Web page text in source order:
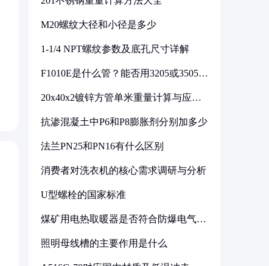
M20螺纹大径和小径是多少
1-1/4 NPT螺纹参数及底孔尺寸详解
F1010E是什么管？能否用3205或3505代
20x40x2镀锌方管单米重量计算与应用
抗渗混凝土中P6和P8膨胀剂分别加多少
法兰PN25和PN16有什么区别
消费者对洗衣机的核心需求调研与分析
U型螺栓的国家标准
煤矿用电热取暖器是否符合防爆电气设
照明母线槽的主要作用是什么